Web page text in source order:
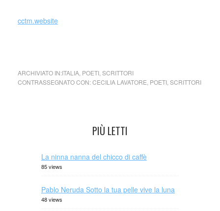
cctm.website
ARCHIVIATO IN:ITALIA, POETI, SCRITTORI
CONTRASSEGNATO CON:CECILIA LAVATORE POETI, SCRITTORI
PIÙ LETTI
La ninna nanna del chicco di caffè
85 views
Pablo Neruda Sotto la tua pelle vive la luna
48 views